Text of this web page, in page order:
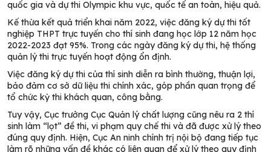
quốc gia và dự thi Olympic khu vực, quốc tế an toàn, hiệu quả.
Kế thừa kết quả triển khai năm 2022, việc đăng ký dự thi tốt
nghiệp THPT trực tuyến cho thí sinh đang học lớp 12 năm học
2022-2023 đạt 95%. Trong các ngày đăng ký dự thi, hệ thống
quản lý thi trực tuyến hoạt động ổn định.
Việc đăng ký dự thi của thí sinh diễn ra bình thường, thuận lợi,
bảo đảm cơ sở dữ liệu thi chính xác, góp phần quan trọng để
tổ chức kỳ thi khách quan, công bằng.
Tuy vậy, Cục trưởng Cục Quản lý chất lượng cũng nêu ra 2 thí
sinh làm “lọt” đề thi, vi phạm quy chế thi và đã được xử lý theo
đúng quy định. Hiện, Cục An ninh chính trị nội bộ đang tiếp tục
làm rõ những vấn đề khác có liên quan để xử lý theo quy định